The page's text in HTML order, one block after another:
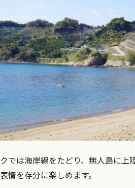
では海岸線をたどり、無人島に
情を存分に楽しめます。